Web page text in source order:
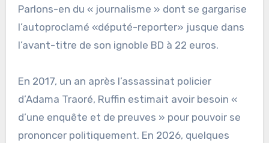
Parlons-en du « journalisme » dont se gargarise
l’autoproclamé «député-reporter» jusque dans
l’avant-titre de son ignoble BD à 22 euros.
En 2017, un an après l’assassinat policier
d’Adama Traoré, Ruffin estimait avoir besoin «
d’une enquête et de preuves » pour pouvoir se
prononcer politiquement. En 2026, quelques